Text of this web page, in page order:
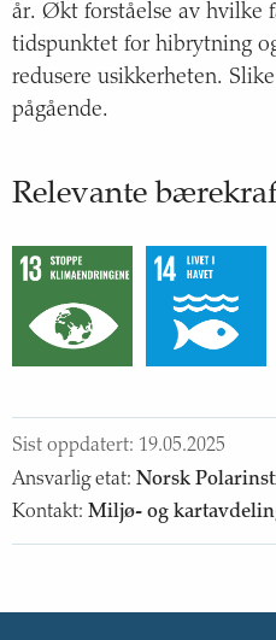
år. Økt forståelse av hvilke
tidspunktet for hibrytning
redusere usikkerheten.
pågående.
Relevante
FNs
13:
FNs
bærekraftsmål
van
Sist oppdatert: 19.05.2025
Ansvarlig etat: Norsk
Kontakt: Miljø- og